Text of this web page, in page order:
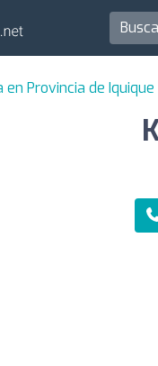
Provincia de Iquique